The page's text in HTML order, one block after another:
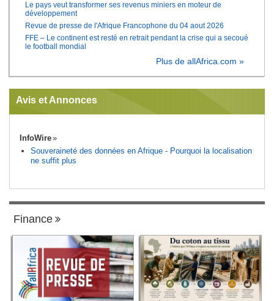
Le pays veut transformer ses revenus miniers en moteur de
développement
Revue de presse de l'Afrique Francophone du 04 aout 2026
FFE – Le continent est resté en retrait pendant la crise qui a secoué
le football mondial
Plus de allAfrica.com »
Avis et Annonces
InfoWire
Souveraineté des données en Afrique - Pourquoi la localisation
ne suffit plus
Finance